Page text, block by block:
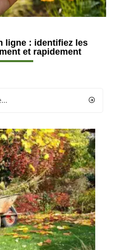
ligne : identifiez les
et rapidement